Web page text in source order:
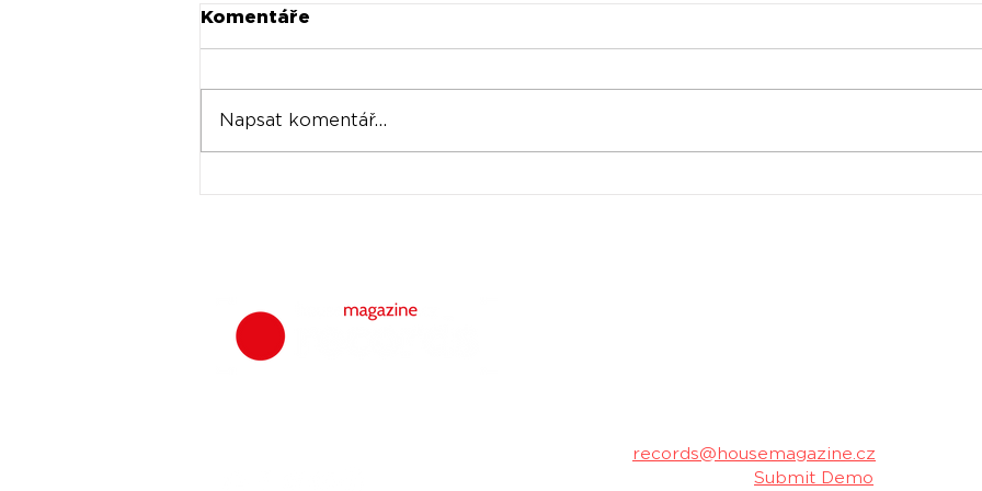
Komentáře
Napsat komentář...
records@housemagazine.cz
Submit Demo